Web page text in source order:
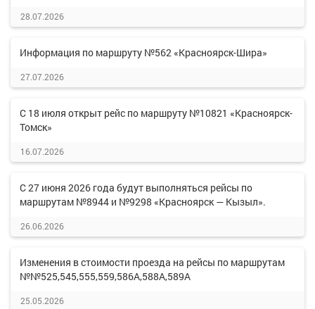
28.07.2026
Информация по маршруту №562 «Красноярск-Шира»
27.07.2026
С 18 июля открыт рейс по маршруту №10821 «Красноярск-
Томск»
16.07.2026
С 27 июня 2026 года будут выполняться рейсы по
маршрутам №8944 и №9298 «Красноярск — Кызыл».
26.06.2026
Изменения в стоимости проезда на рейсы по маршрутам
№№525,545,555,559,586А,588А,589А
25.05.2026